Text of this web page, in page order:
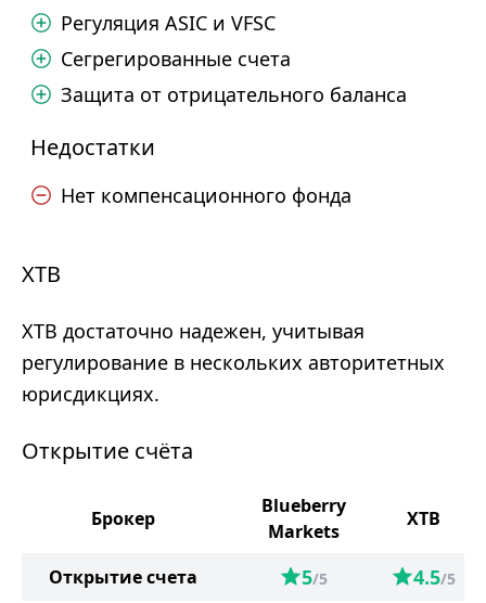
Регуляция ASIC и VFSC
Сегрегированные счета
Защита от отрицательного баланса
Недостатки
Нет компенсационного фонда
XTB
XTB достаточно надежен, учитывая
регулирование в нескольких авторитетных
юрисдикциях.
Открытие счёта
Брокер
Blueberry
Markets
XTB
Открытие счета 5/5 4.5/5